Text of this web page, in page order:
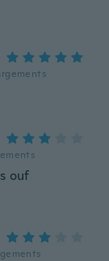
ouf